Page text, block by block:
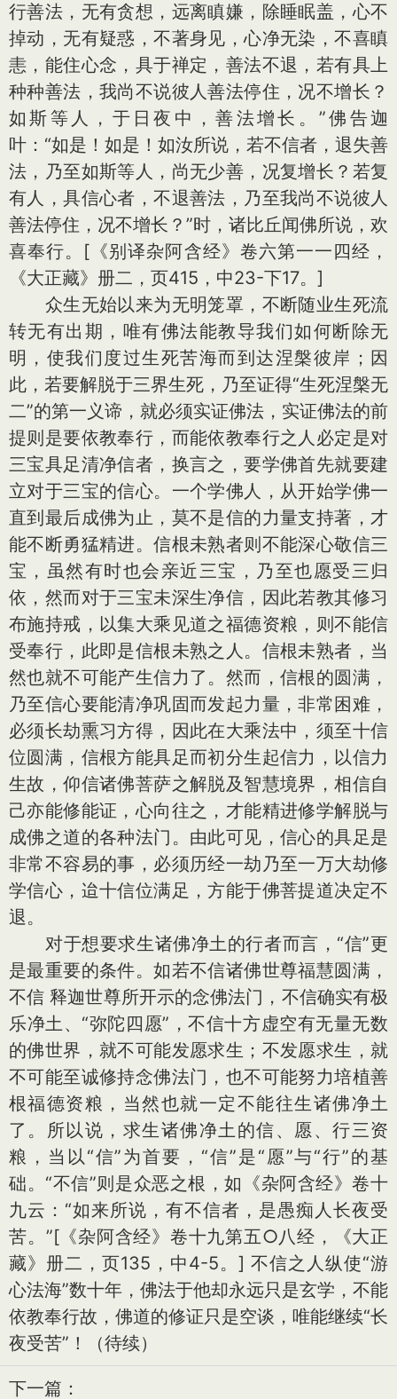
行善法，无有贪想，远离瞋嫌，除睡眠盖，心不
掉动，无有疑惑，不著身见，心净无染，不喜瞋
恚，能住心念，具于禅定，善法不退，若有具上
种种善法，我尚不说彼人善法停住，况不增长？
如斯等人，于日夜中，善法增长。”佛告迦
叶：“如是！如是！如汝所说，若不信者，退失善
法，乃至如斯等人，尚无少善，况复增长？若复
有人，具信心者，不退善法，乃至我尚不说彼人
善法停住，况不增长？”时，诸比丘闻佛所说，欢
喜奉行。[《别译杂阿含经》卷六第一一四经，
《大正藏》册二，页415，中23-下17。]
众生无始以来为无明笼罩，不断随业生死流
转无有出期，唯有佛法能教导我们如何断除无
明，使我们度过生死苦海而到达涅槃彼岸；因
此，若要解脱于三界生死，乃至证得“生死涅槃无
二”的第一义谛，就必须实证佛法，实证佛法的前
提则是要依教奉行，而能依教奉行之人必定是对
三宝具足清净信者，换言之，要学佛首先就要建
立对于三宝的信心。一个学佛人，从开始学佛一
直到最后成佛为止，莫不是信的力量支持著，才
能不断勇猛精进。信根未熟者则不能深心敬信三
宝，虽然有时也会亲近三宝，乃至也愿受三归
依，然而对于三宝未深生净信，因此若教其修习
布施持戒，以集大乘见道之福德资粮，则不能信
受奉行，此即是信根未熟之人。信根未熟者，当
然也就不可能产生信力了。然而，信根的圆满，
乃至信心要能清净巩固而发起力量，非常困难，
必须长劫熏习方得，因此在大乘法中，须至十信
位圆满，信根方能具足而初分生起信力，以信力
生故，仰信诸佛菩萨之解脱及智慧境界，相信自
己亦能修能证，心向往之，才能精进修学解脱与
成佛之道的各种法门。由此可见，信心的具足是
非常不容易的事，必须历经一劫乃至一万大劫修
学信心，迨十信位满足，方能于佛菩提道决定不
退。
对于想要求生诸佛净土的行者而言，“信”更
是最重要的条件。如若不信诸佛世尊福慧圆满，
不信 释迦世尊所开示的念佛法门，不信确实有极
乐净土、“弥陀四愿”，不信十方虚空有无量无数
的佛世界，就不可能发愿求生；不发愿求生，就
不可能至诚修持念佛法门，也不可能努力培植善
根福德资粮，当然也就一定不能往生诸佛净土
了。所以说，求生诸佛净土的信、愿、行三资
粮，当以“信”为首要，“信”是“愿”与“行”的基
础。“不信”则是众恶之根，如《杂阿含经》卷十
九云：“如来所说，有不信者，是愚痴人长夜受
苦。”[《杂阿含经》卷十九第五○八经，《大正
藏》册二，页135，中4-5。] 不信之人纵使“游
心法海”数十年，佛法于他却永远只是玄学，不能
依教奉行故，佛道的修证只是空谈，唯能继续“长
夜受苦”！（待续）
下一篇：